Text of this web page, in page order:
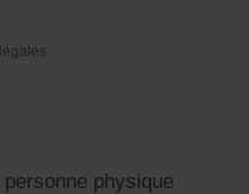
physique